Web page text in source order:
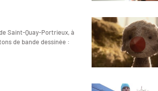
Saint-Quay-Portrieux, à
de bande dessinée :